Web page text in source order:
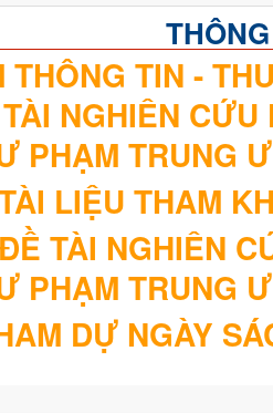
THÔNG TIN -
NGHIÊN
PHẠM TRUNG
LIỆU THAM
TÀI NGHIÊN
PHẠM TRUNG
DỰ NGÀY